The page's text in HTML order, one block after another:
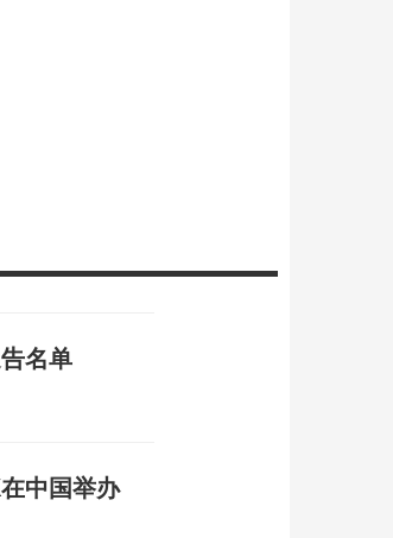
名单
中国举办